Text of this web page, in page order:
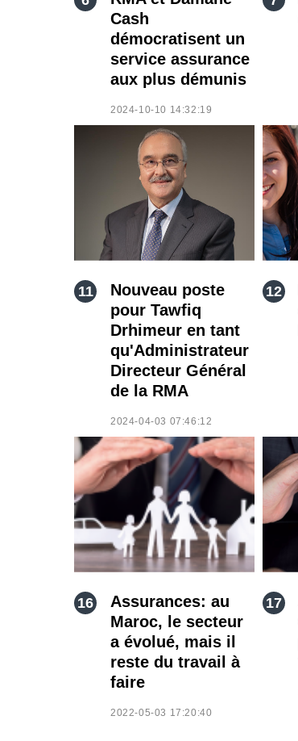
Cash
démocratisent un
service assurance
aux plus démunis
2024-10-10 14:32:19
Nouveau poste
pour Tawfiq
Drhimeur en tant
qu'Administrateur
Directeur Général
de la RMA
2024-04-03 07:46:12
Assurances: au
Maroc, le secteur
a évolué, mais il
reste du travail à
faire
2022-05-03 17:20:40